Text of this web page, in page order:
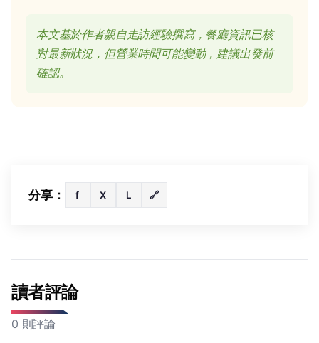
本文基於作者親自走訪經驗撰寫，餐廳資訊已核
對最新狀況，但營業時間可能變動，建議出發前
確認。
分享： f X L 🔗
讀者評論
0 則評論